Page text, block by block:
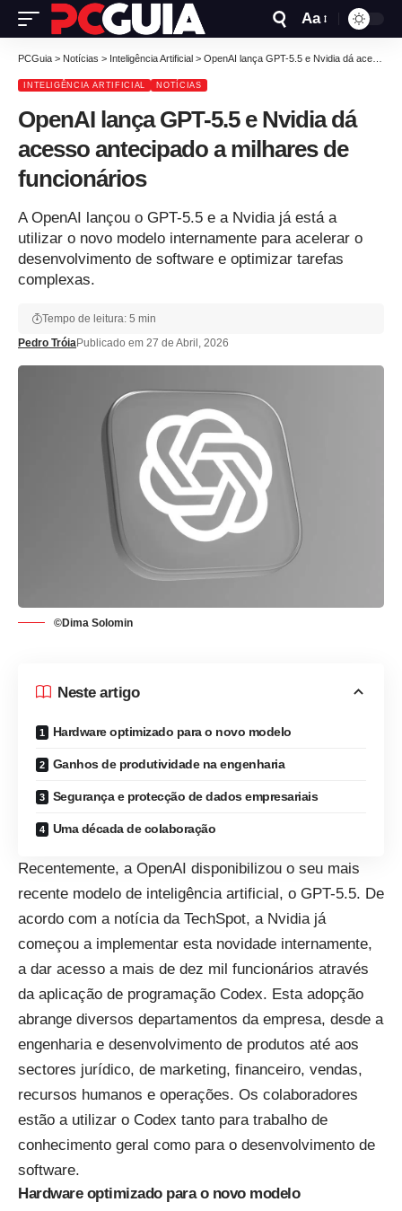
Aa
PCGuia > Notícias > Inteligência Artificial > OpenAI lança GPT-5.5 e Nvidia dá acesso antecipado a milhares de funcionários
INTELIGÊNCIA ARTIFICIAL NOTÍCIAS
OpenAI lança GPT-5.5 e Nvidia dá
acesso antecipado a milhares de
funcionários
A OpenAI lançou o GPT-5.5 e a Nvidia já está a
utilizar o novo modelo internamente para acelerar o
desenvolvimento de software e optimizar tarefas
complexas.
Pedro TróiaPublicado em 27 de Abril, 2026
Tempo de leitura: 5 min
©Dima Solomin
Neste artigo
Hardware optimizado para o novo modelo
Ganhos de produtividade na engenharia
Segurança e protecção de dados empresariais
Uma década de colaboração
Recentemente, a OpenAI disponibilizou o seu mais
recente modelo de inteligência artificial, o GPT-5.5. De
acordo com a notícia da TechSpot, a Nvidia já
começou a implementar esta novidade internamente,
a dar acesso a mais de dez mil funcionários através
da aplicação de programação Codex. Esta adopção
abrange diversos departamentos da empresa, desde a
engenharia e desenvolvimento de produtos até aos
sectores jurídico, de marketing, financeiro, vendas,
recursos humanos e operações. Os colaboradores
estão a utilizar o Codex tanto para trabalho de
conhecimento geral como para o desenvolvimento de
software.
Hardware optimizado para o novo modelo